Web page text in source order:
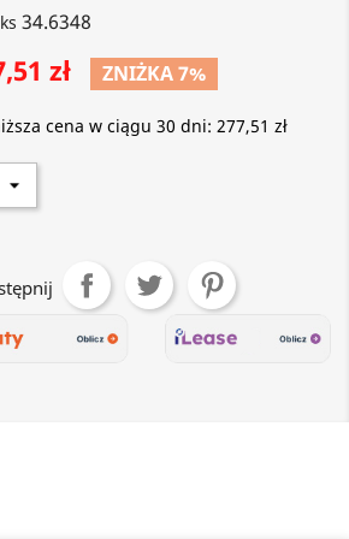
34.6348
zł ZNIŻKA 7%
cena w ciągu 30 dni: 277,51 zł